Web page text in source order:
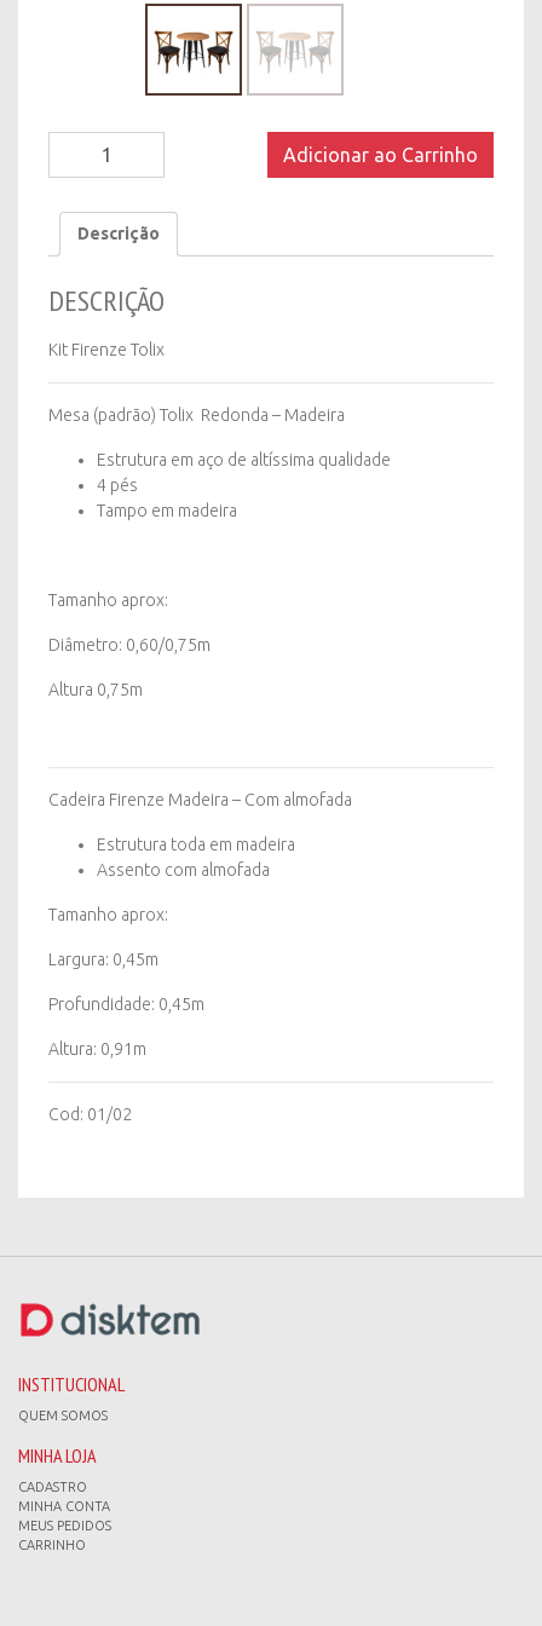
quantity
Adicionar ao Carrinho
Descrição
DESCRIÇÃO
Kit Firenze Tolix
Mesa (padrão) Tolix Redonda – Madeira
Estrutura em aço de altíssima qualidade
4 pés
Tampo em madeira
Tamanho aprox:
Diâmetro: 0,60/0,75m
Altura 0,75m
Cadeira Firenze Madeira – Com almofada
Estrutura toda em madeira
Assento com almofada
Tamanho aprox:
Largura: 0,45m
Profundidade: 0,45m
Altura: 0,91m
Cod: 01/02
INSTITUCIONAL
QUEM SOMOS
MINHA LOJA
CADASTRO
MINHA CONTA
MEUS PEDIDOS
CARRINHO